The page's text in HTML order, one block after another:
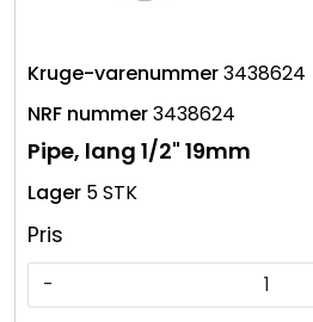
3438624
3438624
Pipe, lang 1/2" 19mm
5 STK
Pris
-